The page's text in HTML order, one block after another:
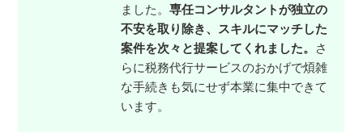
ました。 専任コンサルタントが独立の
不安を取り除き、スキルにマッチした
案件を次々と提案してくれました。
さ
らに税務代行サービスのおかげで煩雑
な手続きも気にせず本業に集中できて
います。